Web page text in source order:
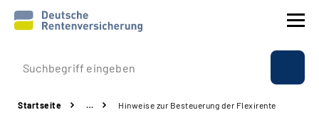
Prävention
Startseite … Hinweise zur Besteuerung der Flexirente